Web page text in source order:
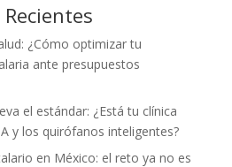
¿Cómo optimizar tu
ante presupuestos
el estándar: ¿Está tu clínica
y los quirófanos inteligentes?
en México: el reto ya no es